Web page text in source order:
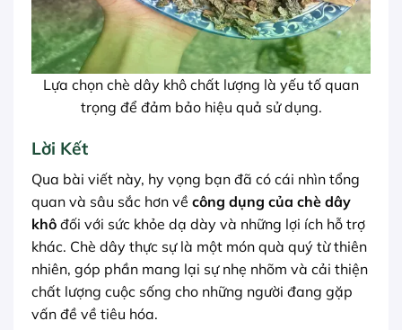
Lựa chọn chè dây khô chất lượng là yếu tố quan
trọng để đảm bảo hiệu quả sử dụng.
Lời Kết
Qua bài viết này, hy vọng bạn đã có cái nhìn tổng
quan và sâu sắc hơn về công dụng của chè dây
khô đối với sức khỏe dạ dày và những lợi ích hỗ trợ
khác. Chè dây thực sự là một món quà quý từ thiên
nhiên, góp phần mang lại sự nhẹ nhõm và cải thiện
chất lượng cuộc sống cho những người đang gặp
vấn đề về tiêu hóa.